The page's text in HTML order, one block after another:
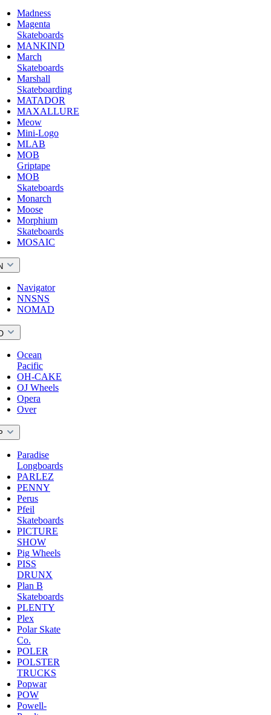
Madness
Magenta
Skateboards
MANKIND
March
Skateboards
Marshall
Skateboarding
MATADOR
MAXALLURE
Meow
Mini-Logo
MLAB
MOB
Griptape
MOB
Skateboards
Monarch
Moose
Morphium
Skateboards
MOSAIC
Navigator
NNSNS
NOMAD
Ocean
Pacific
OH-CAKE
OJ Wheels
Opera
Over
Paradise
Longboards
PARLEZ
PENNY
Perus
Pfeil
Skateboards
PICTURE
SHOW
Pig Wheels
PISS
DRUNX
Plan B
Skateboards
PLENTY
Plex
Polar Skate
Co.
POLER
POLSTER
TRUCKS
Popwar
POW
Powell-